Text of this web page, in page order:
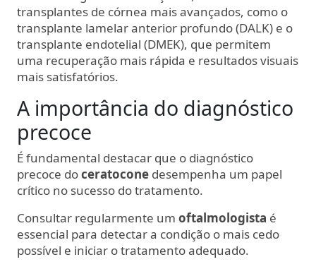
transplantes de córnea mais avançados, como o
transplante lamelar anterior profundo (DALK) e o
transplante endotelial (DMEK), que permitem
uma recuperação mais rápida e resultados visuais
mais satisfatórios.
A importância do diagnóstico
precoce
É fundamental destacar que o diagnóstico
precoce doceratocone desempenha um papel
crítico no sucesso do tratamento.
Consultar regularmente um oftalmologista é
essencial para detectar a condição o mais cedo
possível e iniciar o tratamento adequado.